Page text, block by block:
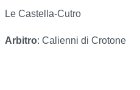
Le Castella-Cutro
Arbitro: Calienni di Crotone